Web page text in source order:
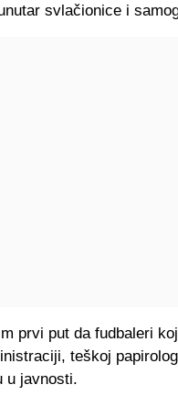
svlačionice i
prvi put da fudbaleri
teškoj
u javnosti.